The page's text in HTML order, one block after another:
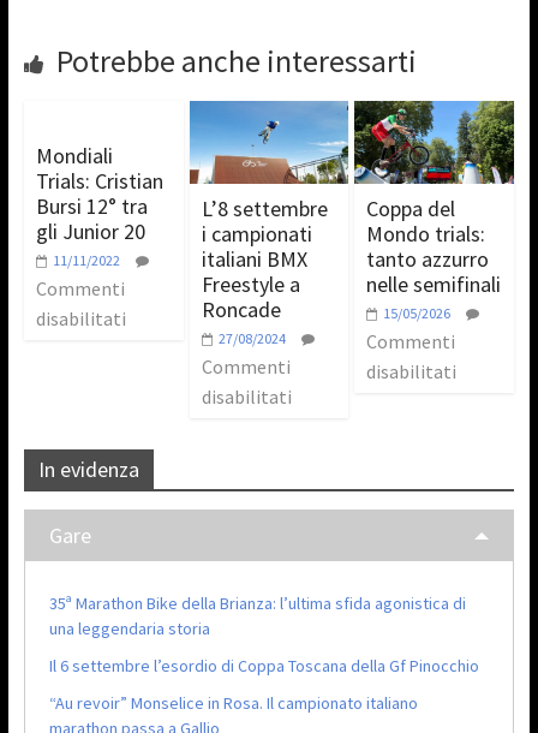
Potrebbe anche interessarti
Mondiali
Trials: Cristian
Bursi 12° tra
gli Junior 20
11/11/2022
Commenti
disabilitati
L’8 settembre
i campionati
italiani BMX
Freestyle a
Roncade
27/08/2024
Commenti
disabilitati
Coppa del
Mondo trials:
tanto azzurro
nelle semifinali
15/05/2026
Commenti
disabilitati
In evidenza
Gare
35ª Marathon Bike della Brianza: l’ultima sfida agonistica di
una leggendaria storia
Il 6 settembre l’esordio di Coppa Toscana della Gf Pinocchio
“Au revoir” Monselice in Rosa. Il campionato italiano
marathon passa a Gallio